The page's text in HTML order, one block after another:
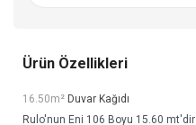
Ürün Özellikleri
16.50m² Duvar Kağıdı
Rulo'nun Eni 106 Boyu 15.60 mt'dir